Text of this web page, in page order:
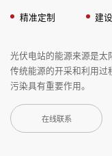
精准定制 建
光伏电站的能源来源是太
传统能源的开采和利用过
污染具有重要作用。
在线联系